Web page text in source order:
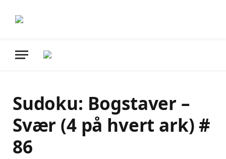
Sudoku: Bogstaver –
Svær (4 på hvert ark) #
86